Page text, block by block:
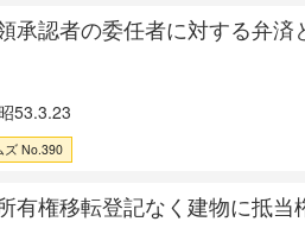
承認者の委任者に対する弁済
53.3.23
ズ No.390
有権移転登記なく建物に抵